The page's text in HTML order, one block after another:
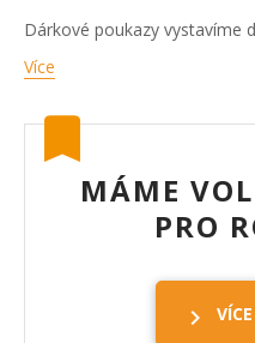
Dárkové poukazy vystavíme
Více
MÁME
PRO